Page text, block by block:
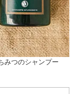
みつのシャンプー